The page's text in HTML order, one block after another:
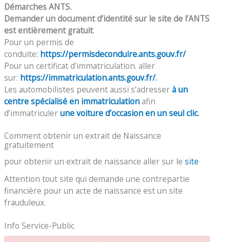
Démarches ANTS.
Demander un document d’identité sur le site de l’ANTS
est entièrement gratuit.
Pour un permis de
conduite: https://permisdeconduire.ants.gouv.fr/
Pour un certificat d’immatriculation. aller
sur: https://immatriculation.ants.gouv.fr/.
Les automobilistes peuvent aussi s’adresserà un
centre spécialisé en immatriculationafin
d’immatriculerune voiture d’occasion en un seul clic.
Comment obtenir un extrait de Naissance
gratuitement
pour obtenir un extrait de naissance aller sur le site
Attention tout site qui demande une contrepartie
financière pour un acte de naissance est un site
frauduleux.
Info Service-Public